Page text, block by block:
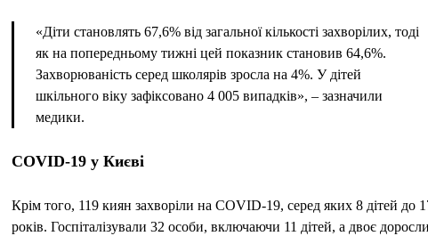
«Діти становлять 67,6% від загальної кількості захворілих, тоді
як на попередньому тижні цей показник становив 64,6%.
Захворюваність серед школярів зросла на 4%. У дітей
шкільного віку зафіксовано 4 005 випадків», – зазначили
медики.
COVID-19 у Києві
Крім того, 119 киян захворіли на COVID-19, серед яких 8 дітей до
років. Госпіталізували 32 особи, включаючи 11 дітей, а двоє